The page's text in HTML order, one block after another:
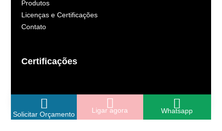
Produtos
Licenças e Certificações
Contato
Certificações
Solicitar Orçamento Ligar agora Whatsapp